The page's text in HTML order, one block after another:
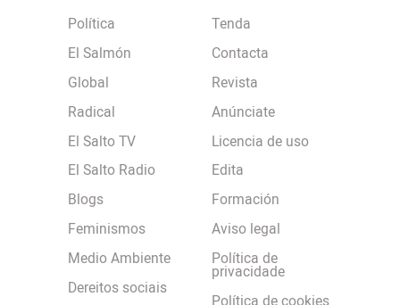
Política
El Salmón
Global
Radical
El Salto TV
El Salto Radio
Blogs
Feminismos
Medio Ambiente
Dereitos sociais
Tenda
Contacta
Revista
Anúnciate
Licencia de uso
Edita
Formación
Aviso legal
Política de
privacidade